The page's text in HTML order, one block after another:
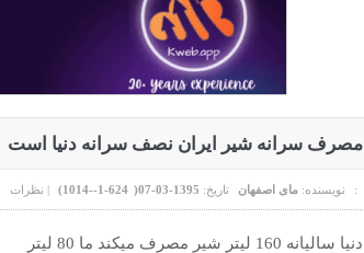
مصرف سرانه شیر ایران نصف سرانه دنیا است
نویسنده: مای اصفهان تاریخ: 1395-03-07(
624-1--1014
)
| نظرات :
دنیا سالیانه 160 لیتر شیر مصرف میکند ما 80 لیتر